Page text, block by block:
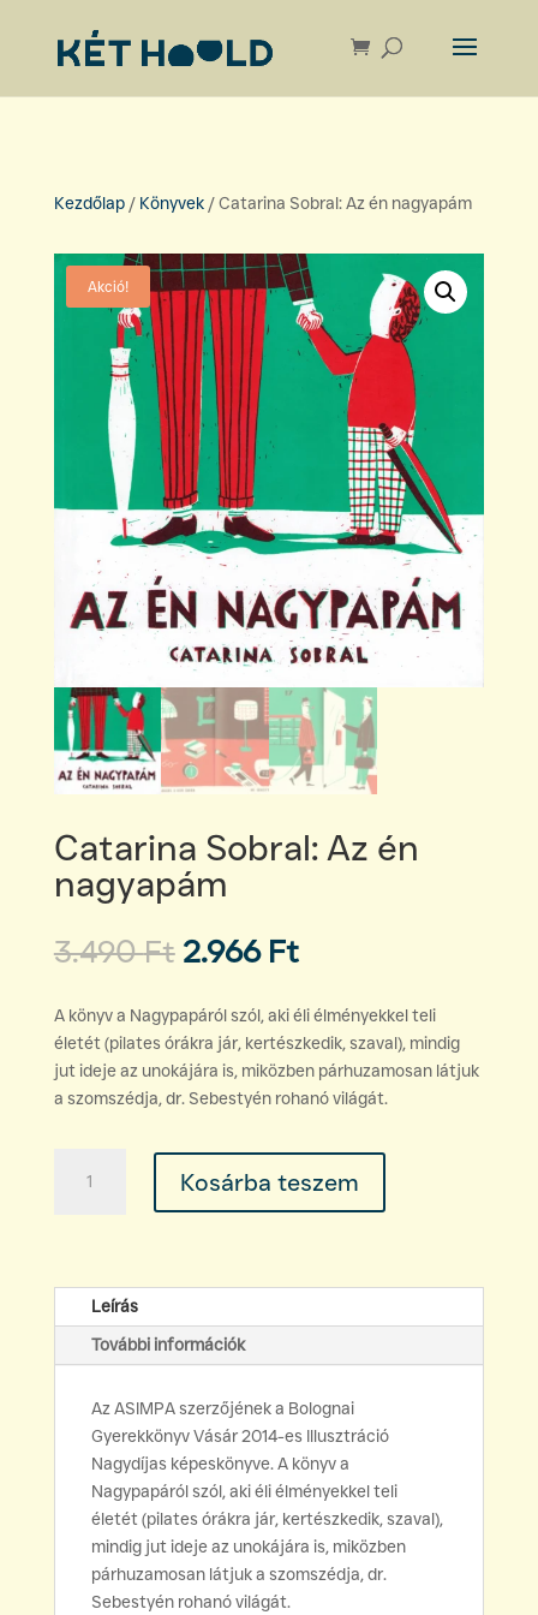
Kezdőlap/ Könyvek/ Catarina Sobral: Az én nagyapám
Akció!
Catarina Sobral: Az én
nagyapám
3.490Ft Original
was:
3.490 Ft.
2.966 FtCurrent
is:
2.966 Ft.
A könyv a Nagypapáról szól, aki éli élményekkel teli
életét (pilates órákra jár, kertészkedik, szaval), mindig
jut ideje az unokájára is, miközben párhuzamosan látjuk
a szomszédja, dr. Sebestyén rohanó világát.
Sobral:
mennyiség
Kosárba teszem
Leírás
További információk
Az ASIMPA szerzőjének a Bolognai
Gyerekkönyv Vásár 2014-es Illusztráció
Nagydíjas képeskönyve. A könyv a
Nagypapáról szól, aki éli élményekkel teli
életét (pilates órákra jár, kertészkedik, szaval),
mindig jut ideje az unokájára is, miközben
párhuzamosan látjuk a szomszédja, dr.
Sebestyén rohanó világát.